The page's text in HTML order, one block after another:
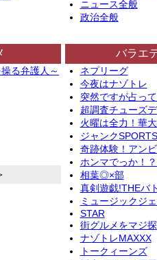
ニュース全般
政治全般
る弁護人～
バラエ
ネプリーグ
今夜はナゾトレ
突然ですが占っ
超調査チューズデ
火曜は全力！華
ジャンクSPORTS
奇跡体験！アン
ホンマでっか！
相葉◎×部
真剣遊戯!THEバ
ミュージックジ
STAR
街グルメをマジ
ナゾトレMAXXX
トークィーンズ